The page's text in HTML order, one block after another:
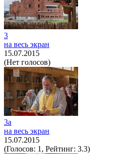
3
на весь экран
15.07.2015
(Нет голосов)
3а
на весь экран
15.07.2015
(Голосов: 1, Рейтинг: 3.3)